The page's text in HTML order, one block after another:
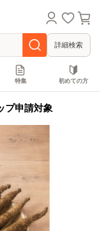
詳細検索
特集 初めての方
プ申請対象